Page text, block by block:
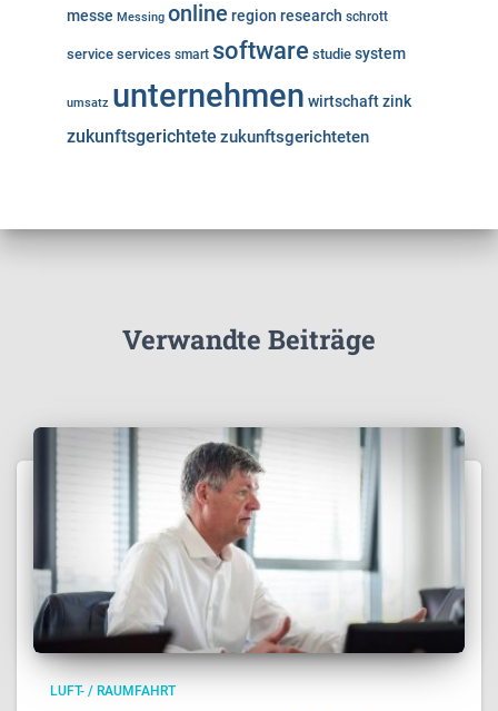
messe Messing online region research schrott
service services smart software studie system
umsatz unternehmen wirtschaftzink
zukunftsgerichtete zukunftsgerichteten
Verwandte Beiträge
LUFT- / RAUMFAHRT